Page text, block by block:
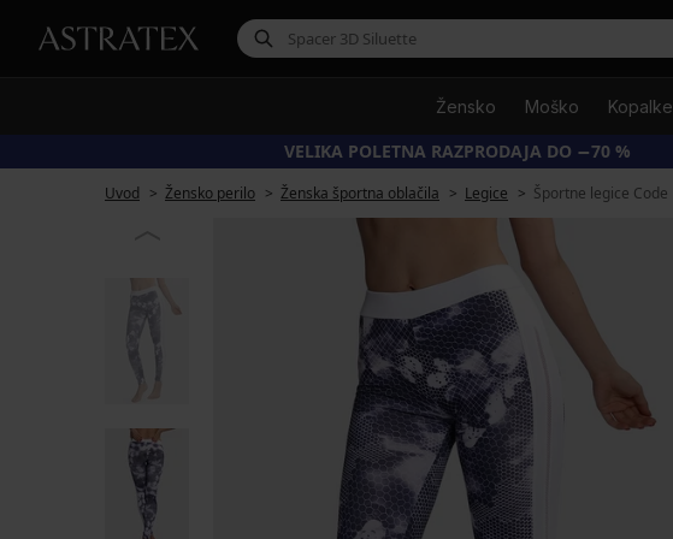
Žensko Moško Kopalke
VELIKA POLETNA RAZPRODAJA DO −70 %
Uvod Žensko perilo Ženska športna oblačila Legice Športne legice Code